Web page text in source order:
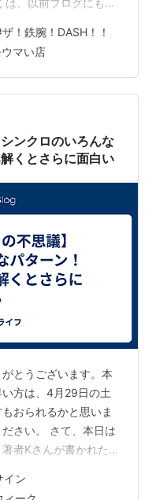
、以前ブログにも書
、「あ、これはシン
奈川県」です。とい
らと神奈川県に関わ
特にテレビが多いです
」や、「ザ！鉄腕！
ザ！鉄腕！DASH！！
マい店
ンクロのいろんな
くとさらに面白い
とうございます。本
方は、4月29日の土
おられるかと思いま
さい。 さて、本日は
者Kさんが書かれた本
て書きたいと思いま
ン